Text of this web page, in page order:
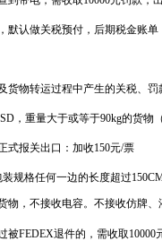
默认做关税预付，后期税金账
货物转运过程中产生的关税、
，重量大于或等于90kg的货
式报关出口：加收150元/票
装规格任何一边的长度超过
物，不接收电容。不接收仿牌
被FEDEX退件的，需收取